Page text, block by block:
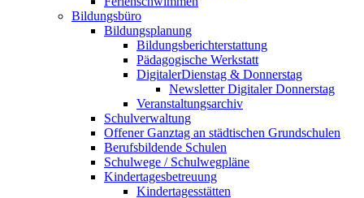
Bildungsbüro
Bildungsplanung
Bildungsberichterstattung
Pädagogische Werkstatt
DigitalerDienstag & Donnerstag
Newsletter Digitaler Donnerstag
Veranstaltungsarchiv
Schulverwaltung
Offener Ganztag an städtischen Grundschulen
Berufsbildende Schulen
Schulwege / Schulwegpläne
Kindertagesbetreuung
Kindertagesstätten